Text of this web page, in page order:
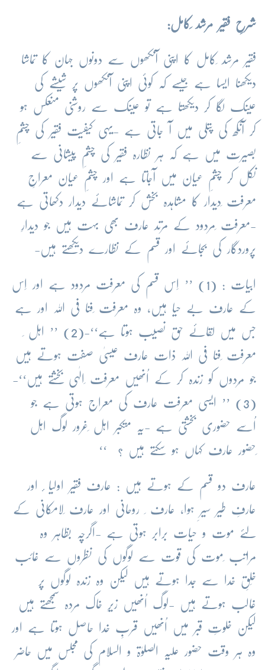
شرحِ فقیر مرشد ِکامل:
فقیر مرشد ِکامل کا اپنی آنکھوں سے دونوں جہان کا تماشا
دیکھنا ایسا ہے جیسے کہ کوئی اپنی آنکھوں پر شیشے کی
عینک لگا کر دیکھتا ہے تو عینک سے روشنی منعکس ہو
کر آنکھ کی پتلی میں آ جاتی ہے -یہی کیفیت فقیر کی چشمِ
بصیرت میں ہے کہ ہر نظارہ فقیر کی چشمِ پیشانی سے
نکل کر چشمِ عیان میں آجاتا ہے اور چشمِ عیان معراجِ
معرفت ِدیدار کا مشاہدہ بخش کر تماشائے دیدار دکھاتی ہے
-معرفت ِمردود کے مرتد عارف بھی بہت ہیں جو دیدارِ
پروردگار کی بجائے اور قسم کے نظارے دیکھتے ہیں-
ابیات : (1) ’’ اِس قسم کی معرفت مردود ہے اور اِس
کے عارف بے حیا ہیں، وہ معرفت ِفنا فی اللہ اور ہے
جس میں لقائے حق نصیب ہوتا ہے‘‘-(2) ’’ اہل ِ
معرفت ِفنا فی اللہ ذات عارف عیسیٰ صفت ہوتے ہیں
جو مُردوں کو زندہ کر کے اُنھیں معرفت ِالٰہی بخشتے ہیں‘‘-
(3) ’’ ایسی معرفت عارف کی معراج ہوتی ہے جو
اُسے حضوری بخشتی ہے -یہ متکبر اہل ِغرور لوگ اہل
ِحضور عارف کہاں ہو سکتے ہیں ؟ ‘‘
عارف دو قسم کے ہوتے ہیں : عارف فقیر اولیا ٔ اور
عارفِ طیر سیرِ ہوا، عارف ِ روحانی اور عارف ِلامکانی کے
لئے موت و حیات برابر ہوتی ہے -اگرچہ بظاہر وہ
مراتب ِموت کی قوت سے لوگوں کی نظروں سے غائب
خَلقِ خدا سے جدا ہوتے ہیں لیکن وہ زندہ لوگوں پر
غالب ہوتے ہیں -لوگ اُنھیں زیرِ خاک مردہ سمجھتے ہیں
لیکن خلوتِ قبر میں اُنھیں قربِ خدا حاصل ہوتا ہے اور
وہ ہر وقت حضور علیہ الصلوٰۃ و السلام کی مجلس میں حاضر